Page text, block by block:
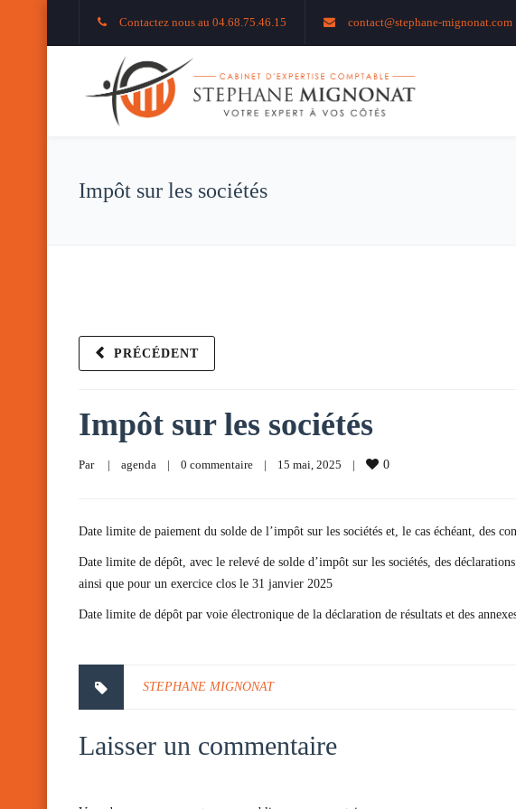
Contactez nous au 04.68.75.46.15 contact@stephane-mignonat.com
Impôt sur les sociétés
PRÉCÉDENT
Impôt sur les sociétés
Par | agenda | 0 commentaire | 15 mai, 2025 | 0
Date limite de paiement du solde de l’impôt sur les sociétés et, le cas échéant, des
Date limite de dépôt, avec le relevé de solde d’impôt sur les sociétés, des
ainsi que pour un exercice clos le 31 janvier 2025
Date limite de dépôt par voie électronique de la déclaration de résultats et des
STEPHANE MIGNONAT
Laisser un commentaire